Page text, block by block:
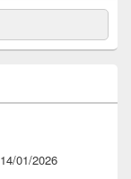
14/01/2026